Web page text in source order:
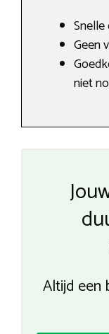
Geen
niet
Altijd een